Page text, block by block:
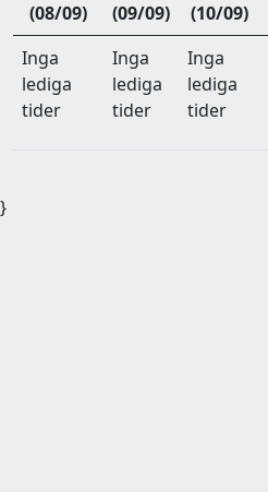
(08/09)
(09/09)
(10/09)
Inga
lediga
tider
Inga
lediga
tider
Inga
lediga
tider
}